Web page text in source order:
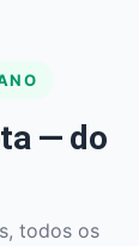
— do
todos os